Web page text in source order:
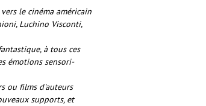
le cinéma américain
Luchino Visconti,
à tous ces
émotions sensori-
ou films d'auteurs
supports, et